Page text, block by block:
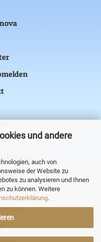
und andere
auch von
der Website zu
zu analysieren und Ihnen
zu können. Weitere
.